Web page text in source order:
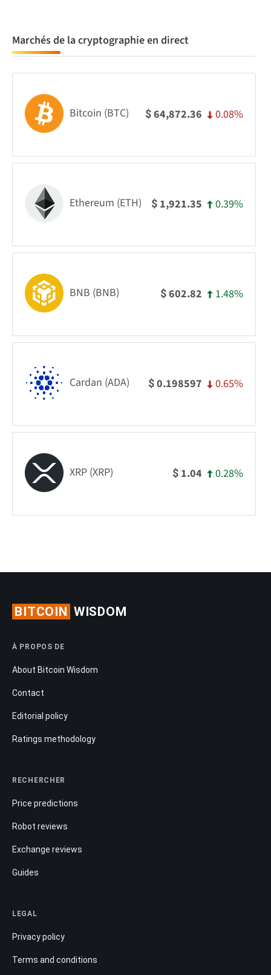
Marchés de la cryptographie en direct
Bitcoin (BTC) $64,872.36 0.08%
Ethereum (ETH) $ 1,921.35 0.39%
BNB (BNB) $602.82 1.48%
Cardan (ADA) $0.198597 0.65%
XRP (XRP) $ 1.04 0.28%
BITCOIN WISDOM
À PROPOS DE
About Bitcoin Wisdom
Contact
Editorial policy
Ratings methodology
RECHERCHER
Price predictions
Robot reviews
Exchange reviews
Guides
LEGAL
Privacy policy
Terms and conditions